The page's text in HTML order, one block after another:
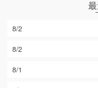
8/2
8/2
8/1